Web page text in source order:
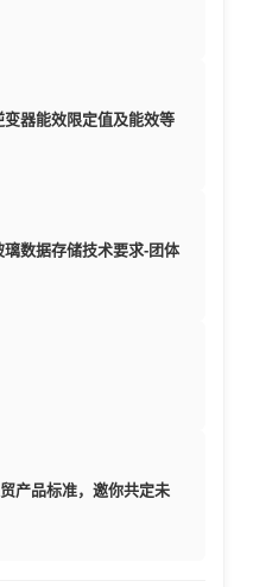
器能效限定值及能效等
数据存储技术要求-团体
产品标准，邀你共定未